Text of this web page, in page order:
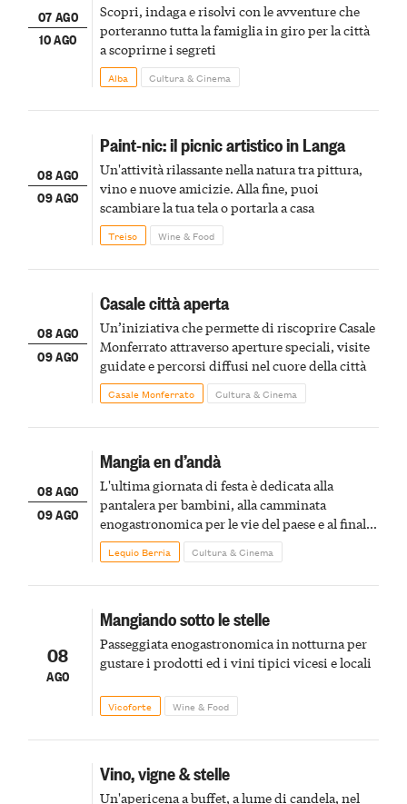
07 AGO
10 AGO
Scopri, indaga e risolvi con le avventure che
porteranno tutta la famiglia in giro per la città
a scoprirne i segreti
Alba Cultura & Cinema
08 AGO
09 AGO
Paint-nic: il picnic artistico in Langa
Un'attività rilassante nella natura tra pittura,
vino e nuove amicizie. Alla fine, puoi
scambiare la tua tela o portarla a casa
Treiso Wine & Food
08 AGO
09 AGO
Casale città aperta
Un’iniziativa che permette di riscoprire Casale
Monferrato attraverso aperture speciali, visite
guidate e percorsi diffusi nel cuore della città
Casale Monferrato Cultura & Cinema
08 AGO
09 AGO
Mangia en d’andà
L'ultima giornata di festa è dedicata alla
pantalera per bambini, alla camminata
enogastronomica per le vie del paese e al finale
pirotecnico
Lequio Berria Cultura & Cinema
08
AGO
Mangiando sotto le stelle
Passeggiata enogastronomica in notturna per
gustare i prodotti ed i vini tipici vicesi e locali
Vicoforte Wine & Food
Vino, vigne & stelle
Un'apericena a buffet, a lume di candela, nel